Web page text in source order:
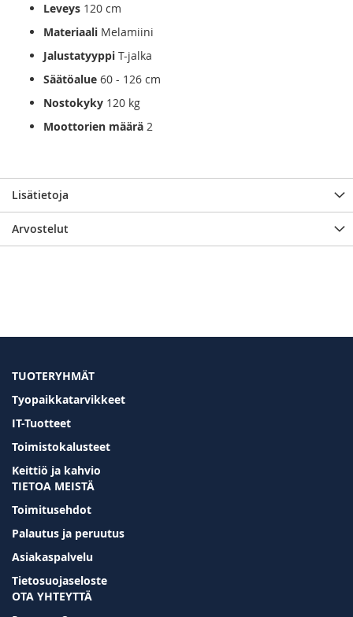
Leveys 120 cm
Materiaali Melamiini
Jalustatyyppi T-jalka
Säätöalue 60 - 126 cm
Nostokyky 120 kg
Moottorien määrä 2
Lisätietoja
Arvostelut
TUOTERYHMÄT
Tyopaikkatarvikkeet
IT-Tuotteet
Toimistokalusteet
Keittiö ja kahvio
TIETOA MEISTÄ
Toimitusehdot
Palautus ja peruutus
Asiakaspalvelu
Tietosuojaseloste
OTA YHTEYTTÄ